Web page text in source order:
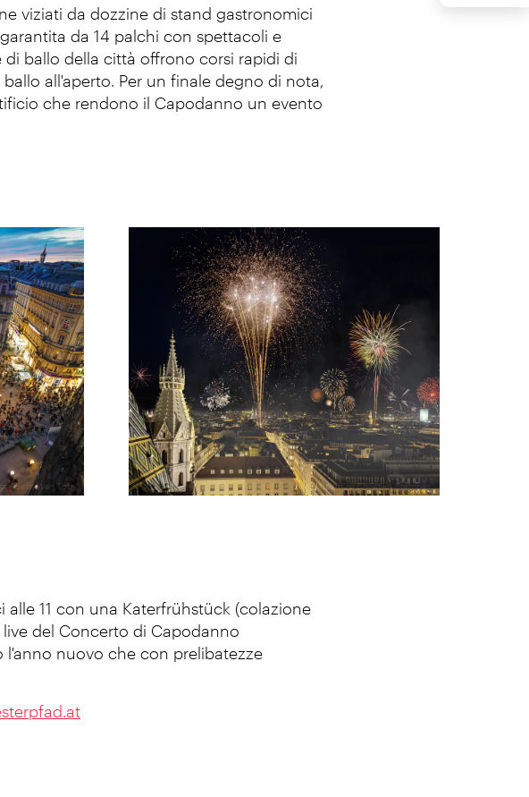
viziati da dozzine di stand gastronomici
da 14 palchi con spettacoli e
di ballo della città offrono corsi rapidi di
all'aperto. Per un finale degno di nota,
che rendono il Capodanno un evento
Sebastian Toth WienTourismus/Christian Stemper
11 con una Katerfrühstück (colazione
del Concerto di Capodanno
l'anno nuovo che con prelibatezze